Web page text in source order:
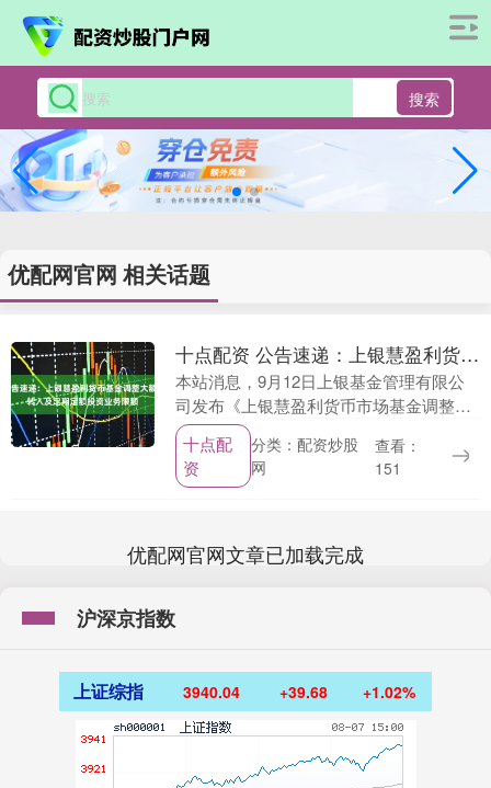
搜索
优配网官网 相关话题
十点配资 公告速递：上银慧盈利货币基金调整大额申购、转换转入及定期定额投资业务限额
本站消息，9月12日上银基金管理有限公
司发布《上银慧盈利货币市场基金调整大
额申购、转换转入及定期定额投资业务限
额的公告》。公告中提示，为了保证基金
的平稳运作，保....
十点配
资
分类：配资炒股
网
查看：
151
优配网官网文章已加载完成
沪深京指数
上证综指 3940.04 +39.68 +1.02%